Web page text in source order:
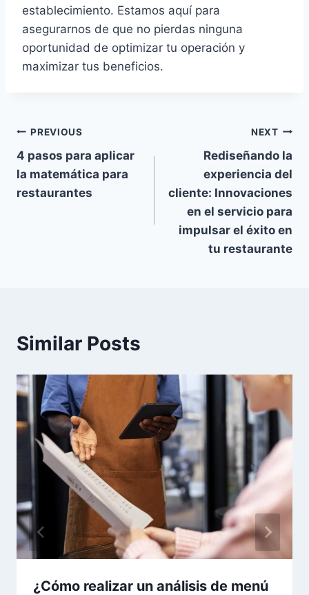
establecimiento. Estamos aquí para
asegurarnos de que no pierdas ninguna
oportunidad de optimizar tu operación y
maximizar tus beneficios.
Post
navigation
PREVIOUS
4 pasos para aplicar
la matemática para
restaurantes
NEXT
Rediseñando la
experiencia del
cliente: Innovaciones
en el servicio para
impulsar el éxito en
tu restaurante
Similar Posts
¿Cómo realizar un análisis de menú